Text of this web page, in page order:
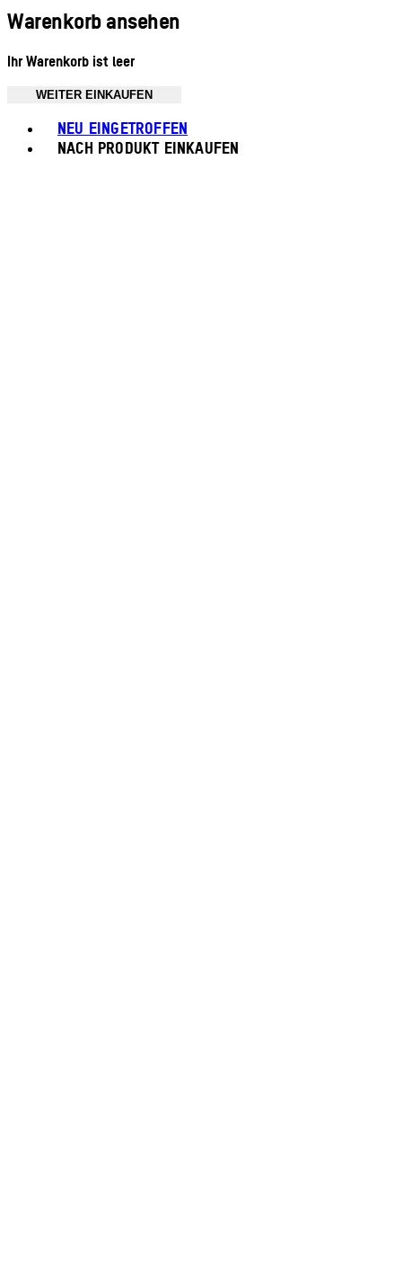
Warenkorb ansehen
Ihr Warenkorb ist leer
WEITER EINKAUFEN
NEU EINGETROFFEN
NACH PRODUKT EINKAUFEN